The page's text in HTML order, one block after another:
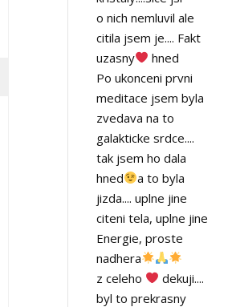
o nich nemluvil ale
citila jsem je.... Fakt
uzasny
hned
Po ukonceni prvni
meditace jsem byla
zvedava na to
galakticke srdce....
tak jsem ho dala
hned
a to byla
jizda.... uplne jine
citeni tela, uplne jine
Energie, proste
nadhera
z celeho
dekuji....
byl to prekrasny